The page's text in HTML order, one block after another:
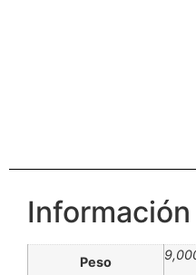
Peso